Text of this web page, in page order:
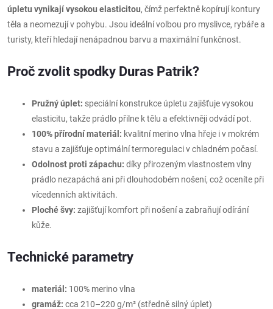
úpletu vynikají vysokou elasticitou, čímž perfektně kopírují kontury
těla a neomezují v pohybu. Jsou ideální volbou pro myslivce, rybáře a
turisty, kteří hledají nenápadnou barvu a maximální funkčnost.
Proč zvolit spodky Duras Patrik?
Pružný úplet: speciální konstrukce úpletu zajišťuje vysokou
elasticitu, takže prádlo přilne k tělu a efektivněji odvádí pot.
100% přírodní materiál: kvalitní merino vlna hřeje i v mokrém
stavu a zajišťuje optimální termoregulaci v chladném počasí.
Odolnost proti zápachu: díky přirozeným vlastnostem vlny
prádlo nezapáchá ani při dlouhodobém nošení, což oceníte při
vícedenních aktivitách.
Ploché švy: zajišťují komfort při nošení a zabraňují odírání
kůže.
Technické parametry
materiál: 100% merino vlna
gramáž: cca 210–220 g/m² (středně silný úplet)